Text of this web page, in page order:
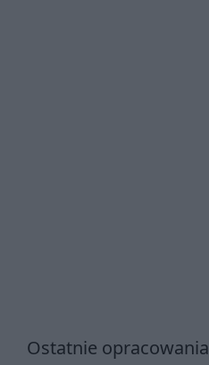
Ostatnie opracowania